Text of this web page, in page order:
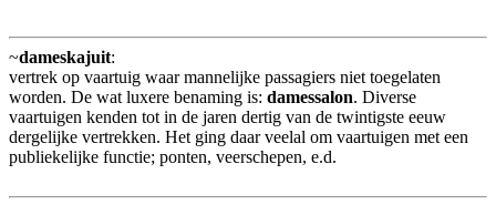
~dameskajuit:
vertrek op vaartuig waar mannelijke passagiers niet toegelaten
worden. De wat luxere benaming is: damessalon. Diverse
vaartuigen kenden tot in de jaren dertig van de twintigste eeuw
dergelijke vertrekken. Het ging daar veelal om vaartuigen met een
publiekelijke functie; ponten, veerschepen, e.d.